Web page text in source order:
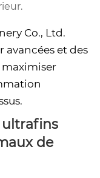
Co., Ltd.
et des
ultrafins
de